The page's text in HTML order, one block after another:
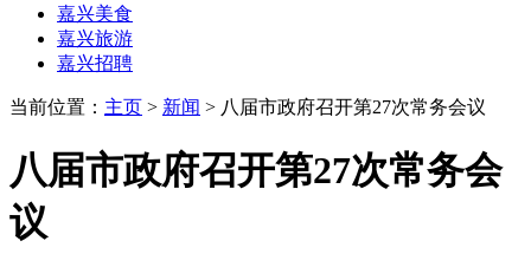
嘉兴美食
嘉兴旅游
嘉兴招聘
当前位置： 主页 > 新闻 > 八届市政府召开第27次常务会议
八届市政府召开第27次常务会
议